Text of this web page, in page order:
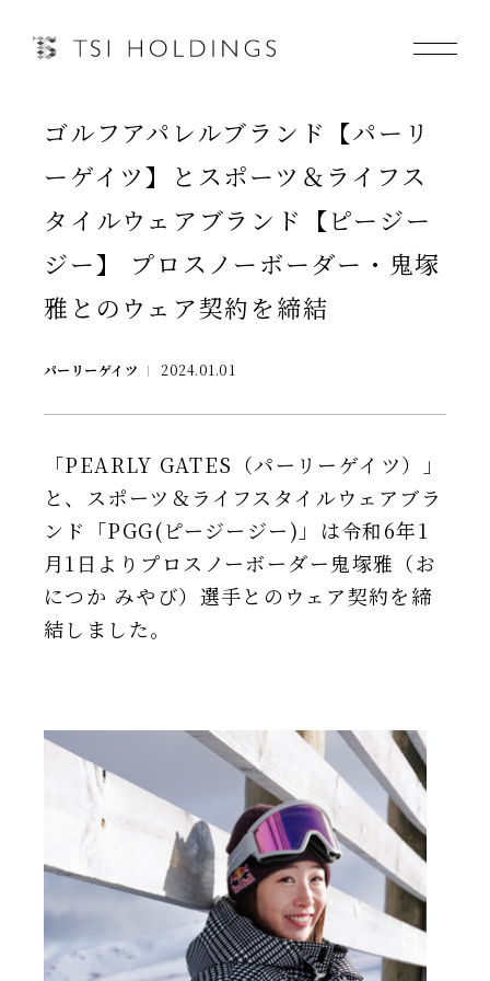
Information
Brand
Brand News
Our Purpose
Sustainability
IR情報
TSIトピックス
Foreign Investor
ゴルフアパレルブランド【パーリ
ーゲイツ】とスポーツ＆ライフス
タイルウェアブランド【ピージー
ジー】 プロスノーボーダー・鬼塚
雅とのウェア契約を締結
パーリーゲイツ 2024.01.01
「PEARLY GATES（パーリーゲイツ）」
と、スポーツ＆ライフスタイルウェアブラ
ンド「PGG(ピージージー)」は令和6年1
月1日よりプロスノーボーダー鬼塚雅（お
につか みやび）選手とのウェア契約を締
結しました。